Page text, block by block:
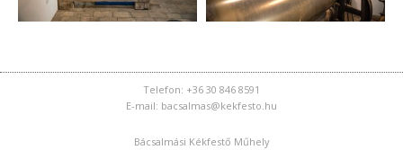
Telefon: +36 30 846 8591
E-mail: bacsalmas@kekfesto.hu
Bácsalmási Kékfestő Műhely